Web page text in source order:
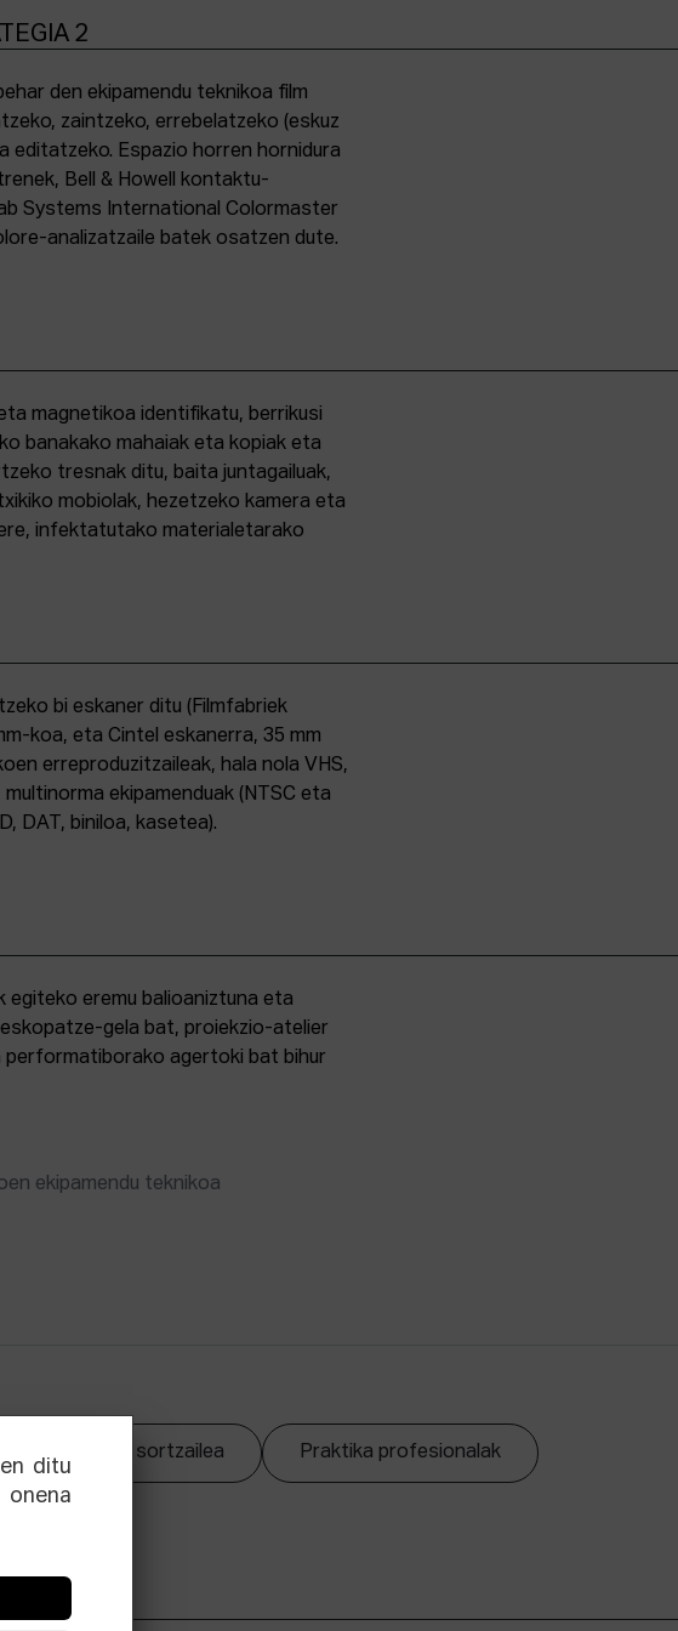
2
den ekipamendu teknikoa film
zaintzeko, errebelatzeko (eskuz
editatzeko. Espazio horren hornidura
Bell & Howell kontaktu-
Systems International Colormaster
analizatzaile batek osatzen dute.
magnetikoa identifikatu, berrikusi
banakako mahaiak eta kopiak eta
tresnak ditu, baita juntagailuak,
mobiolak, hezetzeko kamera eta
infektatutako materialetarako
bi eskaner ditu (Filmfabriek
koa, eta Cintel eskanerra, 35 mm
erreproduzitzaileak, hala nola VHS,
ekipamenduak (NTSC eta
DAT, biniloa, kasetea).
egiteko eremu balioaniztuna eta
gela bat, proiekzio-atelier
agertoki bat bihur
ekipamendu teknikoa
Ekoizpen sortzailea Praktika profesionalak
ditu